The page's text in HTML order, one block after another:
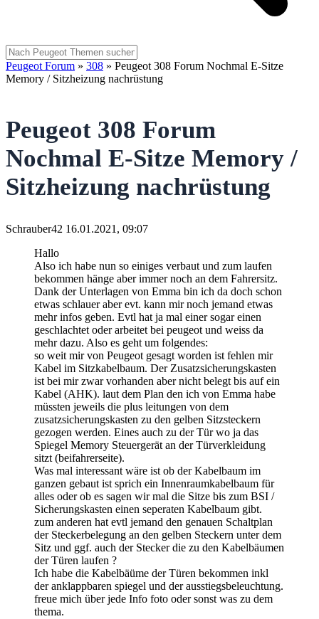
Peugeot Forum » 308 » Peugeot 308 Forum Nochmal E-Sitze
Memory / Sitzheizung nachrüstung
Peugeot 308 Forum
Nochmal E-Sitze Memory /
Sitzheizung nachrüstung
Schrauber42 16.01.2021, 09:07
Hallo
Also ich habe nun so einiges verbaut und zum laufen
bekommen hänge aber immer noch an dem Fahrersitz.
Dank der Unterlagen von Emma bin ich da doch schon
etwas schlauer aber evt. kann mir noch jemand etwas
mehr infos geben. Evtl hat ja mal einer sogar einen
geschlachtet oder arbeitet bei peugeot und weiss da
mehr dazu. Also es geht um folgendes:
so weit mir von Peugeot gesagt worden ist fehlen mir
Kabel im Sitzkabelbaum. Der Zusatzsicherungskasten
ist bei mir zwar vorhanden aber nicht belegt bis auf ein
Kabel (AHK). laut dem Plan den ich von Emma habe
müssten jeweils die plus leitungen von dem
zusatzsicherungskasten zu den gelben Sitzsteckern
gezogen werden. Eines auch zu der Tür wo ja das
Spiegel Memory Steuergerät an der Türverkleidung
sitzt (beifahrerseite).
Was mal interessant wäre ist ob der Kabelbaum im
ganzen gebaut ist sprich ein Innenraumkabelbaum für
alles oder ob es sagen wir mal die Sitze bis zum BSI /
Sicherungskasten einen seperaten Kabelbaum gibt.
zum anderen hat evtl jemand den genauen Schaltplan
der Steckerbelegung an den gelben Steckern unter dem
Sitz und ggf. auch der Stecker die zu den Kabelbäumen
der Türen laufen ?
Ich habe die Kabelbäüme der Türen bekommen inkl
der anklappbaren spiegel und der ausstiegsbeleuchtung.
freue mich über jede Info foto oder sonst was zu dem
thema.